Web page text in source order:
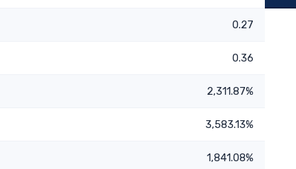
0.27
0.36
2,311.87%
3,583.13%
1,841.08%